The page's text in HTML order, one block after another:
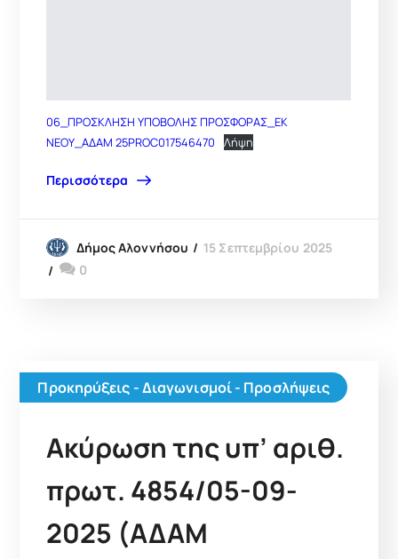
06_ΠΡΟΣΚΛΗΣΗ ΥΠΟΒΟΛΗΣ ΠΡΟΣΦΟΡΑΣ_ΕΚ
ΝΕΟΥ_ΑΔΑΜ 25PROC017546470
Λήψη
Περισσότερα
Δήμος Αλοννήσου
15 Σεπτεμβρίου 2025
0
Προκηρύξεις - Διαγωνισμοί - Προσλήψεις
Ακύρωση της υπ’ αριθ.
πρωτ. 4854/05-09-
2025 (ΑΔΑΜ